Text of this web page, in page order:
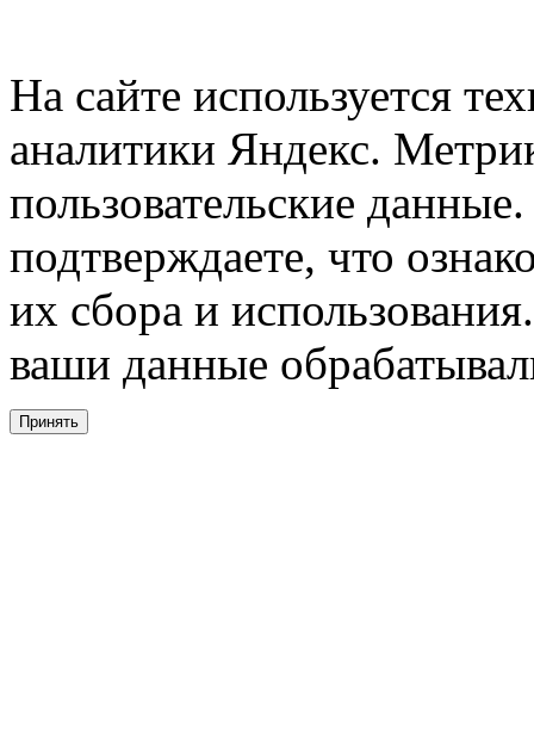
На сайте используется
аналитики Яндекс.
пользовательские
подтверждаете, что
их сбора и
ваши данные
Принять